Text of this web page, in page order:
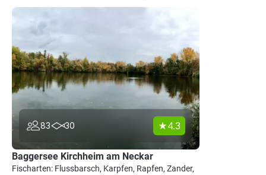
83 30 4.3
Baggersee Kirchheim am Neckar
Fischarten: Flussbarsch, Karpfen, Rapfen, Zander,